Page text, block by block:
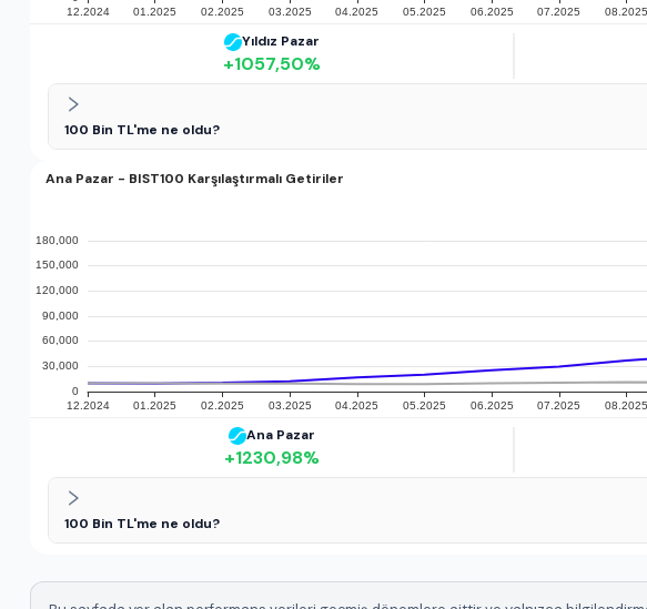
Yıldız Pazar
+1057,50%
100 Bin TL'me ne oldu?
Ana Pazar - BIST100 Karşılaştırmalı Getiriler
Ana Pazar
+1230,98%
100 Bin TL'me ne oldu?